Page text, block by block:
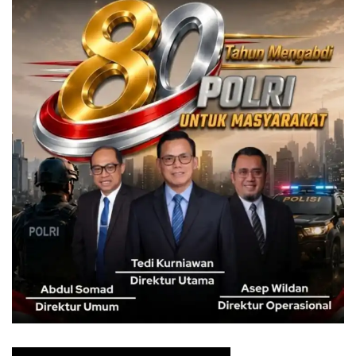
dinamika politik nasional, hingga isu lingkungan dan satwa
langka seperti Harimau Sumatera dan Gajah Sumatera.
Selain itu, Rudy Susmanto juga menyoroti sejumlah karya
yang menggambarkan perjuangan masyarakat Indonesia.
Salah satunya foto tentang almarhum Affan Kurniawan
yang disebutnya sebagai simbol perjuangan rakyat.
“Ini seperti lorong sejarah, menapaki perjalanan bangsa
Indonesia di tahun 2025,” katanya.
Saat ditanya mengenai foto favoritnya dari puluhan karya
terbaik yang dipamerkan, Rudy mengaku paling terkesan
dengan foto anak Harimau Sumatera yang terjerat
perangkap pemburu liar.
“Anak macan. Macan bagi Jawa Barat adalah simbol